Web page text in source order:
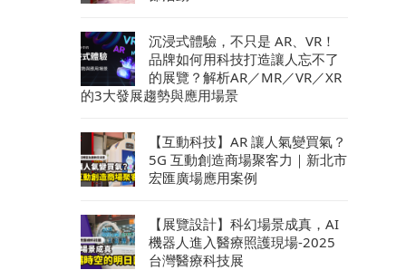
沉浸式體驗，不只是 AR、VR！
品牌如何用科技打造讓人忘不了
的展覽？解析AR／MR／VR／XR
的3大發展趨勢與應用場景
【互動科技】AR 讓人氣變買氣？
5G 互動創造商場聚客力｜新北市
宏匯廣場應用案例
【展覽設計】科幻場景成真，AI
機器人進入醫療照護現場-2025
台灣醫療科技展